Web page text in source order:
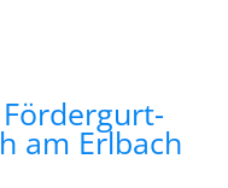
am Erlbach